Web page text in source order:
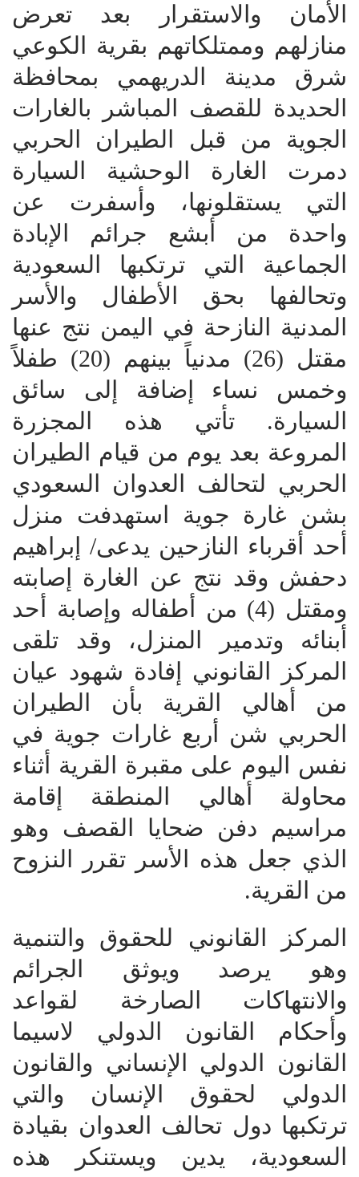
الأمان والاستقرار بعد تعرض
منازلهم وممتلكاتهم بقرية الكوعي
شرق مدينة الدريهمي بمحافظة
الحديدة للقصف المباشر بالغارات
الجوية من قبل الطيران الحربي
دمرت الغارة الوحشية السيارة
التي يستقلونها، وأسفرت عن
واحدة من أبشع جرائم الإبادة
الجماعية التي ترتكبها السعودية
وتحالفها بحق الأطفال والأسر
المدنية النازحة في اليمن نتج عنها
مقتل (26) مدنياً بينهم (20) طفلاً
وخمس نساء إضافة إلى سائق
السيارة. تأتي هذه المجزرة
المروعة بعد يوم من قيام الطيران
الحربي لتحالف العدوان السعودي
بشن غارة جوية استهدفت منزل
أحد أقرباء النازحين يدعى/ إبراهيم
دحفش وقد نتج عن الغارة إصابته
ومقتل (4) من أطفاله وإصابة أحد
أبنائه وتدمير المنزل، وقد تلقى
المركز القانوني إفادة شهود عيان
من أهالي القرية بأن الطيران
الحربي شن أربع غارات جوية في
نفس اليوم على مقبرة القرية أثناء
محاولة أهالي المنطقة إقامة
مراسيم دفن ضحايا القصف وهو
الذي جعل هذه الأسر تقرر النزوح
من القرية.
المركز القانوني للحقوق والتنمية
وهو يرصد ويوثق الجرائم
والانتهاكات الصارخة لقواعد
وأحكام القانون الدولي لاسيما
القانون الدولي الإنساني والقانون
الدولي لحقوق الإنسان والتي
ترتكبها دول تحالف العدوان بقيادة
السعودية، يدين ويستنكر هذه